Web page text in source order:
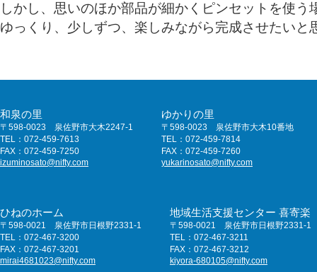
しかし、思いのほか部品が細かくピンセットを使う
ゆっくり、少しずつ、楽しみながら完成させたいと
和泉の里
〒598-0023 泉佐野市大木2247-1
TEL：072-459-7613
FAX：072-459-7250
izuminosato@nifty.com
ゆかりの里
〒598-0023 泉佐野市大木10番地
TEL：072-459-7814
FAX：072-459-7260
yukarinosato@nifty.com
ひねのホーム
〒598-0021 泉佐野市日根野2331-1
TEL：072-467-3200
FAX：072-467-3201
mirai4681023@nifty.com
地域生活支援センター 喜寄楽
〒598-0021 泉佐野市日根野2331-1
TEL：072-467-3211
FAX：072-467-3212
kiyora-680105@nifty.com